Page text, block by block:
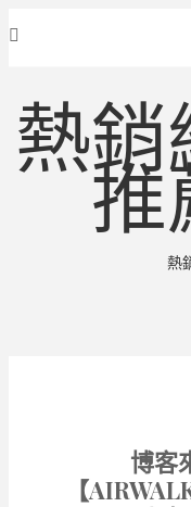
熱銷
推
熱
博客
【